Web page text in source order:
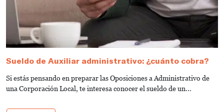
Sueldo de Auxiliar administrativo: ¿cuánto cobra?
Si estás pensando en preparar las Oposiciones a Administrativo de
una Corporación Local, te interesa conocer el sueldo de un...